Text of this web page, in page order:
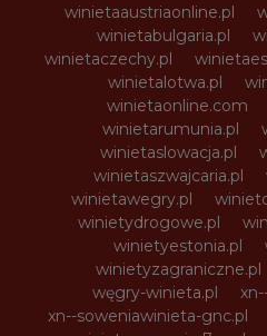
winietaaustriaonline.pl
winietabulgaria.pl
winietaczechy.pl
winietalotwa.pl
winietaonline.com
winietarumunia.pl
winietaslowacja.pl
winietaszwajcaria.pl
winietawegry.pl
winietydrogowe.pl
winietyestonia.pl
winietyzagraniczne.pl
węgry-winieta.pl
xn--soweniawinieta-gnc.pl